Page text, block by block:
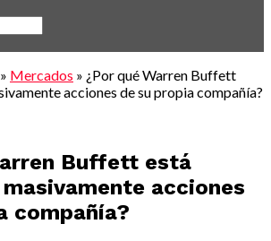
» Mercados » ¿Por qué Warren Buffett
acciones de su propia compañía?
Buffett está
acciones
compañía?